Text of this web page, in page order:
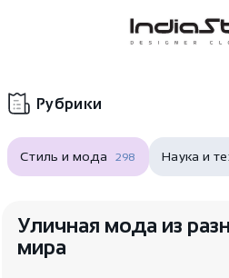
Корзина
В корзиненет
Рубрики
Стиль и мода 298 Наука и
Уличная мода из
мира